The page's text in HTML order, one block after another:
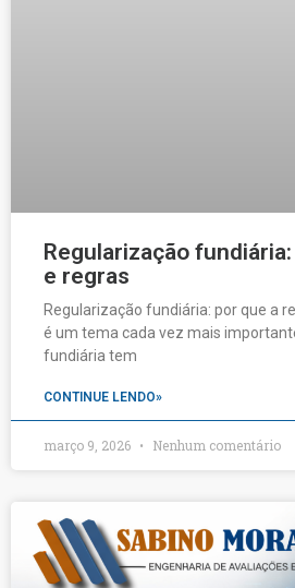
Regularização
e regras
Regularização fundiária: por que a
é um tema cada vez mais
fundiária tem
CONTINUE LENDO»
março 9, 2026 Nenhum comentário